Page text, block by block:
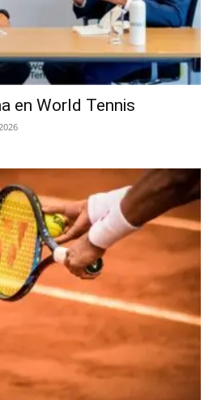
en World Tennis